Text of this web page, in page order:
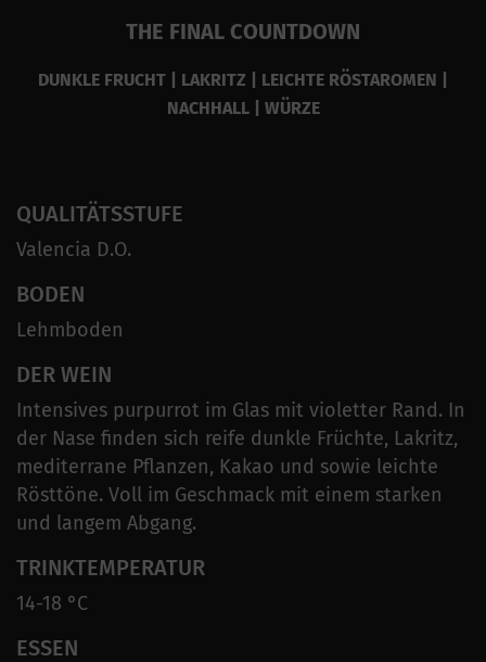
THE FINAL COUNTDOWN
DUNKLE FRUCHT | LAKRITZ | LEICHTE RÖSTAROMEN |
NACHHALL | WÜRZE
QUALITÄTSSTUFE
Valencia D.O.
BODEN
Lehmboden
DER WEIN
Intensives purpurrot im Glas mit violetter Rand. In
der Nase finden sich reife dunkle Früchte, Lakritz,
mediterrane Pflanzen, Kakao und sowie leichte
Rösttöne. Voll im Geschmack mit einem starken
und langem Abgang.
TRINKTEMPERATUR
14-18 °C
ESSEN